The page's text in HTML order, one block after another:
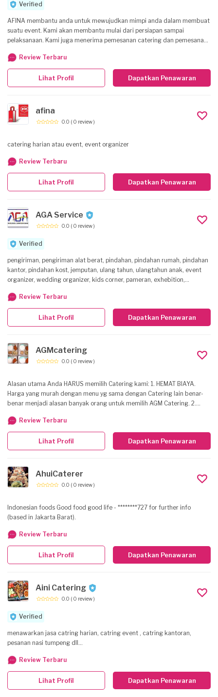
Verified
AFINA membantu anda untuk mewujudkan mimpi anda dalam membuat
suatu event. Kami akan membantu mulai dari persiapan sampai
pelaksanaan. Kami juga menerima pemesanan catering dan pemesanan
Review Terbaru
Dapatkan Penawaran
Lihat Profil
afina
0.0 ( 0 review )
catering harian atau event, event organizer
Review Terbaru
Dapatkan Penawaran
Lihat Profil
AGA Service
0.0 ( 0 review )
Verified
pengiriman, pengiriman alat berat, pindahan, pindahan rumah, pindahan
kantor, pindahan kost, jemputan, ulang tahun, ulangtahun anak, event
organizer, wedding organizer, kids corner, pameran, exhebition,
Review Terbaru
Dapatkan Penawaran
Lihat Profil
AGMcatering
0.0 ( 0 review )
Alasan utama Anda HARUS memilih Catering kami: 1. HEMAT BIAYA.
Harga yang murah dengan menu yg sama dengan Catering lain benar-
benar menjadi alasan banyak orang untuk memilih AGM Catering. 2.
kami dari kalangan mahasiswa dan pegawai kantoran membuktikan
masakan kami. 3. ON TIME. Proses delivery yg tepat waktu sangat kami
utamakan 4. BERGARANSI. Jika ada masakan kami yg basi, tidak sesuai
dengan menu yg kami tawarkan dan telat antar, maka akan kami potong
(khusus snack kotak) 5. BiSA DIPERCAYA. Alasan terakhir harus memilih
catering kami adalah kami benar-benar bisa dipercaya. karena
Review Terbaru
Dapatkan Penawaran
Lihat Profil
AhuiCaterer
0.0 ( 0 review )
Indonesian foods Good food good life - ********727 for further info
(based in Jakarta Barat).
Review Terbaru
Dapatkan Penawaran
Lihat Profil
Aini Catering
0.0 ( 0 review )
Verified
menawarkan jasa catring harian, catring event , catring kantoran,
pesanan nasi tumpeng dll...
Review Terbaru
Dapatkan Penawaran
Lihat Profil